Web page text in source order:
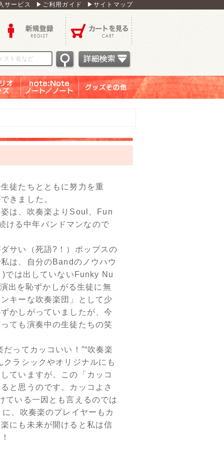
サービス ▶ご利用ガイド ▶サイトマップ
徒たちとともに努力を重
きました。
は、吹奏楽よりSoul、Fun
ける中年バンドマンなので
サい（死語?！）ポップスの
は、自分のBandのノウハウ
)では出していないFunky Nu
出を恥ずかしがる生徒に無
キーな吹奏楽団」として少
かしがっていましたが、今
ても演奏中の生徒たちの笑
ってカッコいい！”“吹奏楽
ラシックやオリジナルにも
ていますが、この「カッコ
と思うのです。カッコよさ
ている一因とも言えるのでは
、吹奏楽のプレイヤーもカ
にも未来が開けると私は信